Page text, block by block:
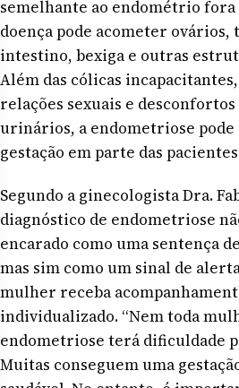
semelhante ao endométrio
doença pode acometer ovários,
intestino, bexiga e outras
Além das cólicas
relações sexuais e
urinários, a endometriose
gestação em parte das
Segundo a ginecologista Dra.
diagnóstico de endometriose
encarado como uma sentença
mas sim como um sinal de
mulher receba
individualizado. “Nem toda
endometriose terá dificuldade
Muitas conseguem uma